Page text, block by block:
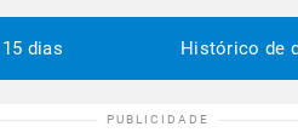
15 dias Histórico de